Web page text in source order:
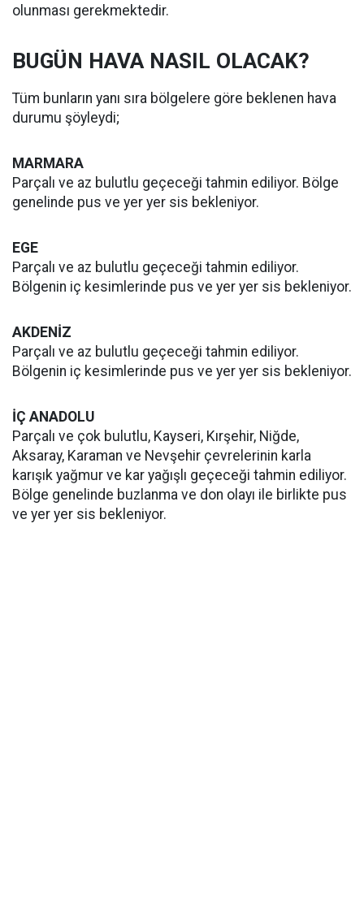
olunması gerekmektedir.
BUGÜN HAVA NASIL OLACAK?
Tüm bunların yanı sıra bölgelere göre beklenen hava
durumu şöyleydi;
MARMARA
Parçalı ve az bulutlu geçeceği tahmin ediliyor. Bölge
genelinde pus ve yer yer sis bekleniyor.
EGE
Parçalı ve az bulutlu geçeceği tahmin ediliyor.
Bölgenin iç kesimlerinde pus ve yer yer sis bekleniyor.
AKDENİZ
Parçalı ve az bulutlu geçeceği tahmin ediliyor.
Bölgenin iç kesimlerinde pus ve yer yer sis bekleniyor.
İÇ ANADOLU
Parçalı ve çok bulutlu, Kayseri, Kırşehir, Niğde,
Aksaray, Karaman ve Nevşehir çevrelerinin karla
karışık yağmur ve kar yağışlı geçeceği tahmin ediliyor.
Bölge genelinde buzlanma ve don olayı ile birlikte pus
ve yer yer sis bekleniyor.